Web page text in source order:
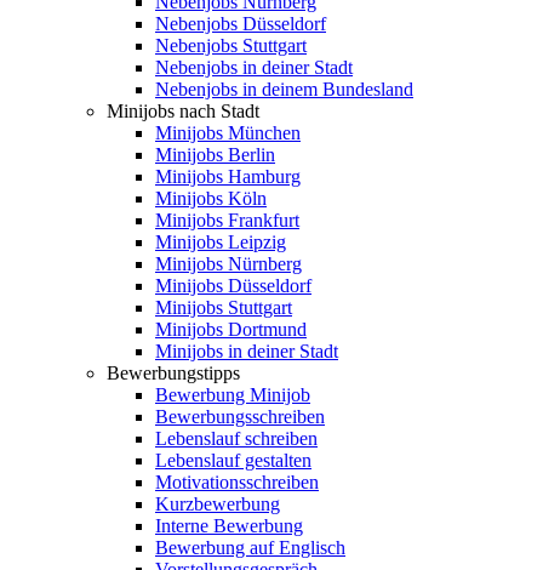
Nebenjobs Düsseldorf
Nebenjobs Stuttgart
Nebenjobs in deiner Stadt
Nebenjobs in deinem Bundesland
Minijobs nach Stadt
Minijobs München
Minijobs Berlin
Minijobs Hamburg
Minijobs Köln
Minijobs Frankfurt
Minijobs Leipzig
Minijobs Nürnberg
Minijobs Düsseldorf
Minijobs Stuttgart
Minijobs Dortmund
Minijobs in deiner Stadt
Bewerbungstipps
Bewerbung Minijob
Bewerbungsschreiben
Lebenslauf schreiben
Lebenslauf gestalten
Motivationsschreiben
Kurzbewerbung
Interne Bewerbung
Bewerbung auf Englisch